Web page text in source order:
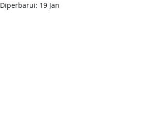
Diperbarui: 19 Jan